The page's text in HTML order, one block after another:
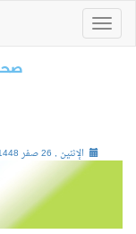
الإثنين , 26 صفر 1448 هـ ,